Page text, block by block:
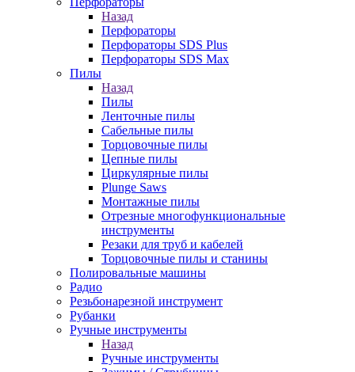
Назад
Перфораторы
Перфораторы SDS Plus
Перфораторы SDS Max
Пилы
Назад
Пилы
Ленточные пилы
Сабельные пилы
Торцовочные пилы
Цепные пилы
Циркулярные пилы
Plunge Saws
Монтажные пилы
Отрезные многофункциональные
инструменты
Резаки для труб и кабелей
Торцовочные пилы и станины
Полировальные машины
Радио
Резьбонарезной инструмент
Рубанки
Ручные инструменты
Назад
Ручные инструменты